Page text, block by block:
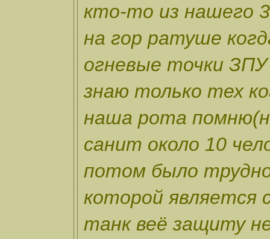
кто-то из нашего
на гор ратуше
огневые точки
знаю только тех
наша рота
санит около 10
потом было
которой является
танк веё защиту